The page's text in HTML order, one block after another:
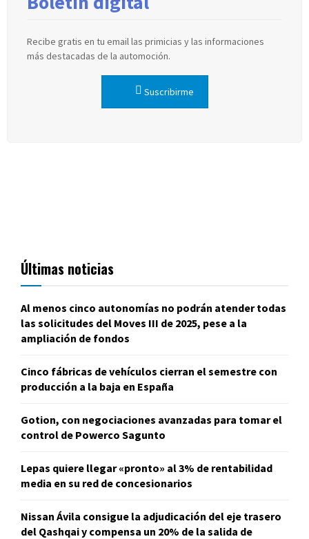
Recibe gratis en tu email las primicias y las informaciones
más destacadas de la automoción.
Suscribirme
Últimas noticias
Al menos cinco autonomías no podrán atender todas
las solicitudes del Moves III de 2025, pese a la
ampliación de fondos
Cinco fábricas de vehículos cierran el semestre con
producción a la baja en España
Gotion, con negociaciones avanzadas para tomar el
control de Powerco Sagunto
Lepas quiere llegar «pronto» al 3% de rentabilidad
media en su red de concesionarios
Nissan Ávila consigue la adjudicación del eje trasero
del Qashqai y compensa un 20% de la salida de